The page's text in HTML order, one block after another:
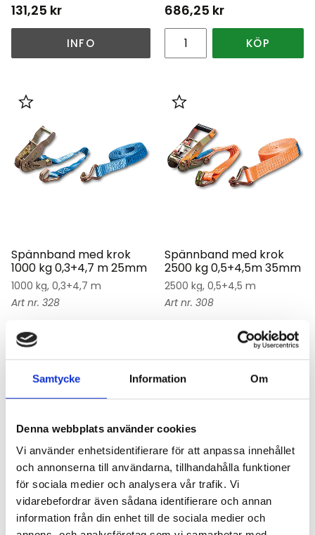
Samtycke Information Om
Denna webbplats använder cookies
Vi använder enhetsidentifierare för att anpassa innehållet
och annonserna till användarna, tillhandahålla funktioner
för sociala medier och analysera vår trafik. Vi
vidarebefordrar även sådana identifierare och annan
information från din enhet till de sociala medier och
131,25 kr
INFO
686,25 kr
KÖP
Spännband med krok
1000 kg 0,3+4,7 m 25mm
1000 kg, 0,3+4,7 m
328
Lägg till i favoriter
KÖP
Spännband med krok
2500 kg 0,5+4,5m 35mm
2500 kg, 0,5+4,5 m
308
Lägg till i favoriter
KÖP
Lägg till i favoriter Lägg till i favoriter